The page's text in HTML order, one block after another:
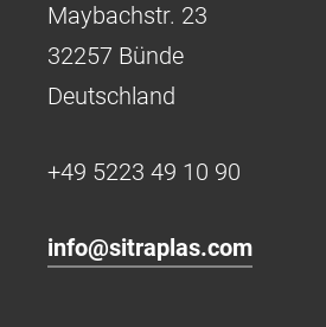
Maybachstr. 23
32257 Bünde
Deutschland
+49 5223 49 10 90
info@sitraplas.com